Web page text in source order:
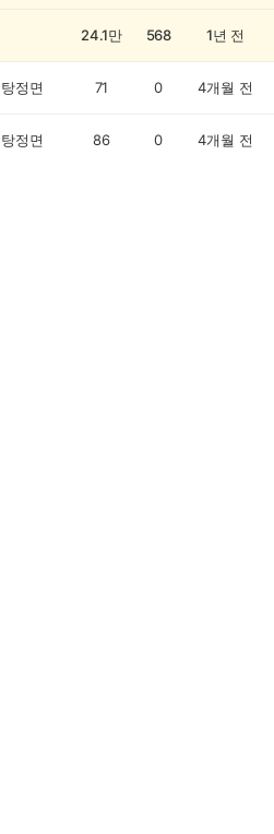
24.1만 568 1년 전
탕정면 71 0 4개월 전
탕정면 86 0 4개월 전